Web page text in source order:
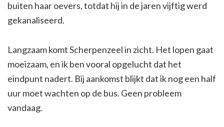
buiten haar oevers, totdat hij in de jaren vijftig werd
gekanaliseerd.
Langzaam komt Scherpenzeel in zicht. Het lopen gaat
moeizaam, en ik ben vooral opgelucht dat het
eindpunt nadert. Bij aankomst blijkt dat ik nog een half
uur moet wachten op de bus. Geen probleem
vandaag.